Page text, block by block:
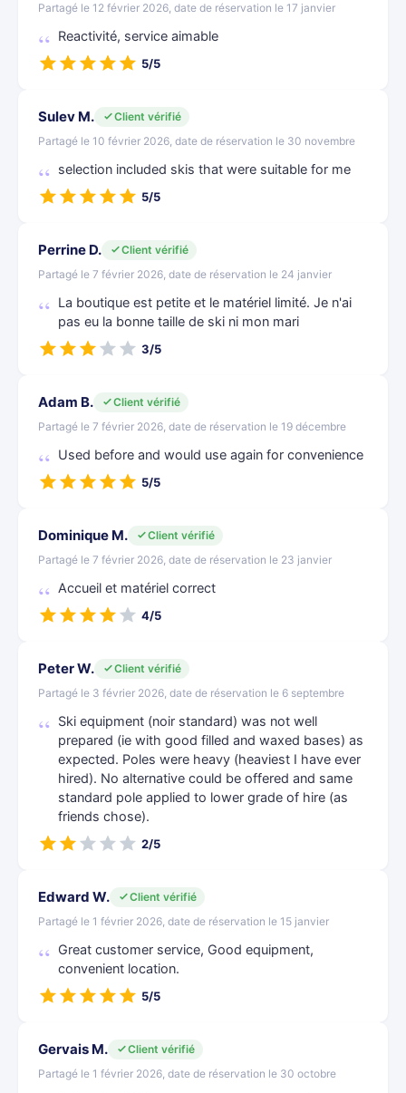
Partagé le 12 février 2026, date de réservation le 17 janvier
Reactivité, service aimable
5/5
Sulev M.
Client vérifié
Partagé le 10 février 2026, date de réservation le 30 novembre
selection included skis that were suitable for me
5/5
Perrine D.
Client vérifié
Partagé le 7 février 2026, date de réservation le 24 janvier
La boutique est petite et le matériel limité. Je n'ai
pas eu la bonne taille de ski ni mon mari
3/5
Adam B.
Client vérifié
Partagé le 7 février 2026, date de réservation le 19 décembre
Used before and would use again for convenience
5/5
Dominique M.
Client vérifié
Partagé le 7 février 2026, date de réservation le 23 janvier
Accueil et matériel correct
4/5
Peter W.
Client vérifié
Partagé le 3 février 2026, date de réservation le 6 septembre
Ski equipment (noir standard) was not well
prepared (ie with good filled and waxed bases) as
expected. Poles were heavy (heaviest I have ever
hired). No alternative could be offered and same
standard pole applied to lower grade of hire (as
friends chose).
2/5
Edward W.
Client vérifié
Partagé le 1 février 2026, date de réservation le 15 janvier
Great customer service, Good equipment,
convenient location.
5/5
Gervais M.
Client vérifié
Partagé le 1 février 2026, date de réservation le 30 octobre